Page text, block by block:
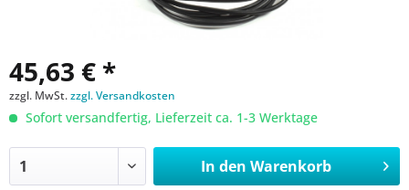
45,63 € *
zzgl. MwSt.zzgl. Versandkosten
Sofort versandfertig, Lieferzeit ca. 1-3 Werktage
In den Warenkorb